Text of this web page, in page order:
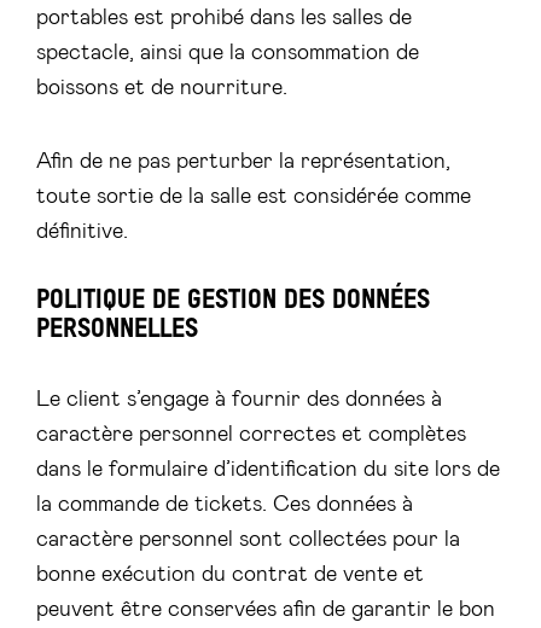
portables est prohibé dans les salles de
spectacle, ainsi que la consommation de
boissons et de nourriture.
Afin de ne pas perturber la représentation,
toute sortie de la salle est considérée comme
définitive.
POLITIQUE DE GESTION DES DONNÉES
PERSONNELLES
Le client s’engage à fournir des données à
caractère personnel correctes et complètes
dans le formulaire d’identification du site lors de
la commande de tickets. Ces données à
caractère personnel sont collectées pour la
bonne exécution du contrat de vente et
peuvent être conservées afin de garantir le bon